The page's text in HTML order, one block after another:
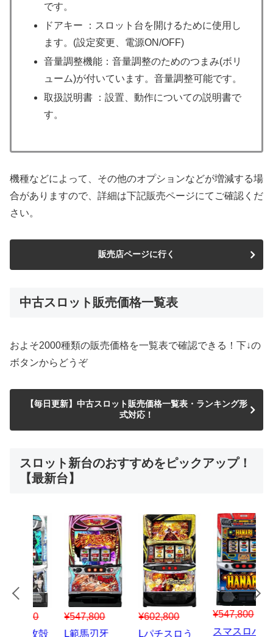
です。
ドアキー ：スロット台を開けるために使用し
ます。(設定変更、電源ON/OFF)
音量調整機能：音量調整のためのつまみ(ボリ
ューム)が付いています。音量調整可能です。
取扱説明書 ：設置、動作についての説明書で
す。
機種などによって、その他のオプションなどが増減する場
合がありますので、詳細は下記販売ページにてご確認くだ
さい。
販売店ページに行く
中古スロット販売価格一覧表
およそ2000種類の販売価格を一覧表で確認できる！下↓の
ボタンからどうぞ
【毎日更新】中古スロット販売価格一覧表・ランキング形
式対応！
スロット新台のおすすめをピックアップ！
【最新台】
¥547,800
スマスロハナ
¥150,000
スマスロ秘宝
¥1,867,800
Lパチスロ 炎